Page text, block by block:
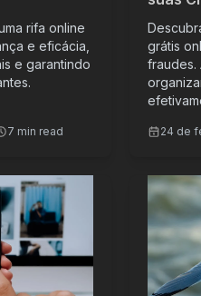
rifa online
e eficácia,
e garantindo
7 min read
grátis
fraudes.
24 de